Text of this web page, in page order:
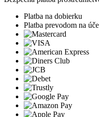
Platba na dobierku
Platba prevodom na